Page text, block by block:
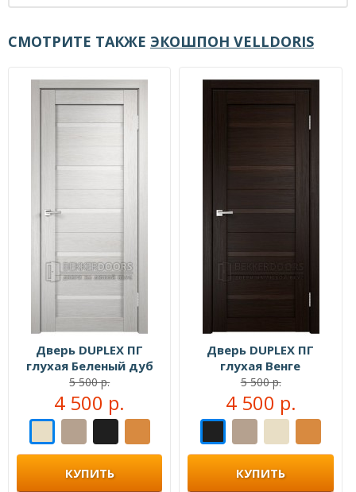
СМОТРИТЕ ТАКЖЕ ЭКОШПОН VELLDORIS
Дверь DUPLEX ПГ
глухая Беленый дуб
5 500 р.
4 500 р.
КУПИТЬ
Дверь DUPLEX ПГ
глухая Венге
5 500 р.
4 500 р.
КУПИТЬ